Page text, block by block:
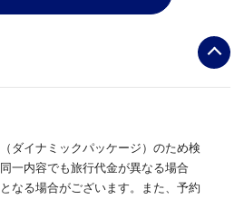
ダイナミックパッケージ）のため検
一内容でも旅行代金が異なる場合
なる場合がございます。また、予約